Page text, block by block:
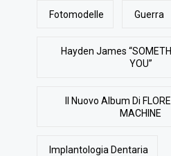
Fotomodelle Guerra
Hayden James
YOU”
Il Nuovo Album Di
MACHINE
Implantologia Dentaria